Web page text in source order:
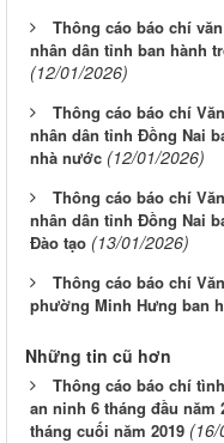
Thông cáo báo chí
nhân dân tỉnh ban hành
(12/01/2026)
Thông cáo báo chí
nhân dân tỉnh Đồng Nai
nhà nước (12/01/2026)
Thông cáo báo chí
nhân dân tỉnh Đồng Nai
Đào tạo (13/01/2026)
Thông cáo báo chí
phường Minh Hưng ban
Những tin cũ hơn
Thông cáo báo chí
an ninh 6 tháng đầu năm
tháng cuối năm 2019 (16/